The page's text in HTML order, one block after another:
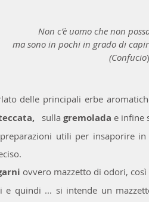
Non c’è uomo che non
ma sono in pochi in grado di
(Confucio)
delle principali erbe
sulla gremolada e infine
utili per insaporire
ovvero mazzetto di odori,
e quindi ... si intende un